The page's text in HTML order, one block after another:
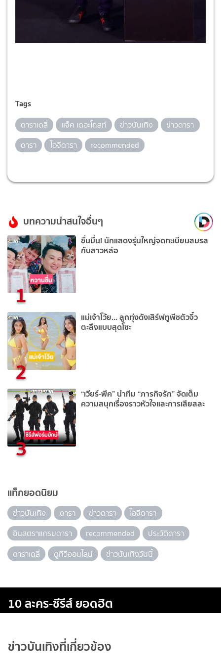
Tags
ดาราเดลี่ แจ็ค เดอะโกสท์ ข่าวบันเทิง
ข่าวดารา
ดารา
ไอจีดารา recommended
บทความน่าสนใจอื่นๆ
1
ชื่นมื่น! นักแสดงรุ่นใหญ่จดทะเบียนสมรส
กับสาวหล่อ
2
แม่เจ้าโว้ย... ลูกทุ่งดังเสิร์ฟทูพีชตัวจิ๋ว
ตะลึงแบบสุดโซะ
3
“เวียร์-พีค” นำทีม “ภารกิจรัก” จัดเต็ม
ความสนุกเรื่องราวหัวใจและการเสียสละ
แท็กยอดนิยม
ข่าวบันเทิง ดารา ข่าวดารา
ไอจีดารา
อินสตราแกรมดารา
recommended
ประวัติดารา
ดาราเดลี่
ดูทีวีออนไลน์ ข่าวบันเทิงวันนี้
10 ละคร-ซีรีส์ ยอดฮิต
ข่าวบันเทิงที่เกี่ยวข้อง